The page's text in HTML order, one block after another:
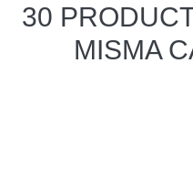
30
MISMA